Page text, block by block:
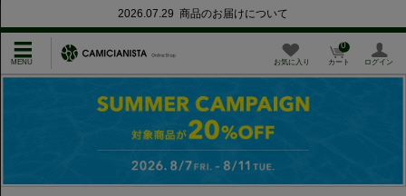
2026.07.29 商品のお届けについて
お気に入り カート
0
ログイン